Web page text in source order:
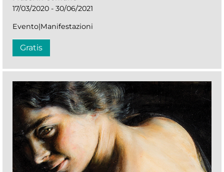
17/03/2020 - 30/06/2021
Evento|Manifestazioni
Gratis